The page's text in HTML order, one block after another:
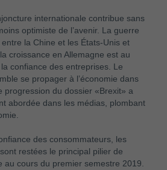
internationale contribue sans
optimiste de l’avenir. La guerre
la Chine et les États-Unis et
croissance en Allemagne est au
confiance des entreprises. Le
se propager à l’économie dans
progression du dossier «Brexit» a
abordée dans les médias, plombant
des consommateurs, les
restées le principal pilier de
au cours du premier semestre 2019.